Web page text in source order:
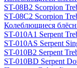
ST-08B2 Scorpion
ST-08C2 Scorpion
Колеблющиеся
ST-010A1 Serpent
ST-010AS Serpent
ST-010B2 Serpent
ST-010BD Serpent